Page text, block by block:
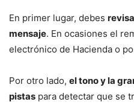
En primer lugar, debes
mensaje. En ocasiones el
electrónico de Hacienda o
Por otro lado, el tono y la
pistas para detectar que se